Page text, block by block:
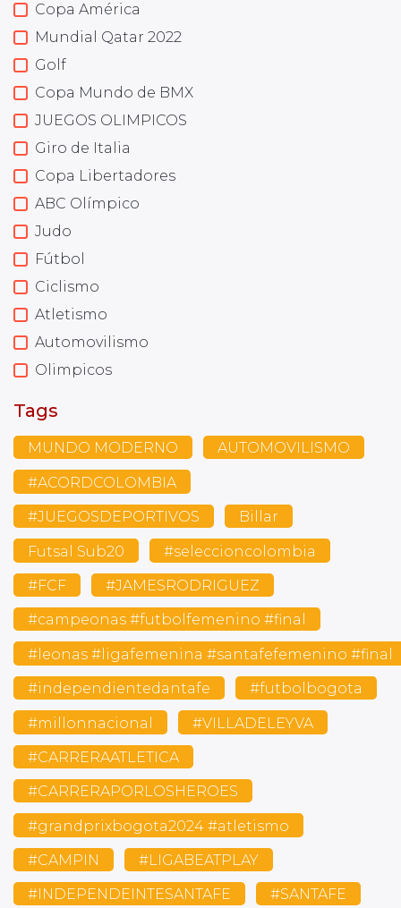
Copa América
Mundial Qatar 2022
Golf
Copa Mundo de BMX
JUEGOS OLIMPICOS
Giro de Italia
Copa Libertadores
ABC Olímpico
Judo
Fútbol
Ciclismo
Atletismo
Automovilismo
Olimpicos
Tags
MUNDO MODERNO AUTOMOVILISMO
#ACORDCOLOMBIA
#JUEGOSDEPORTIVOS Billar
Futsal Sub20 #seleccioncolombia
#FCF #JAMESRODRIGUEZ
#campeonas #futbolfemenino #final
#leonas #ligafemenina #santafefemenino #final
#independientedantafe #futbolbogota
#millonnacional #VILLADELEYVA
#CARRERAATLETICA
#CARRERAPORLOSHEROES
#grandprixbogota2024 #atletismo
#CAMPIN #LIGABEATPLAY
#INDEPENDEINTESANTAFE #SANTAFE